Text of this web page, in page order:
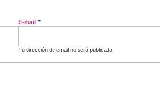
E-mail *
Tu dirección de email no será publicada.